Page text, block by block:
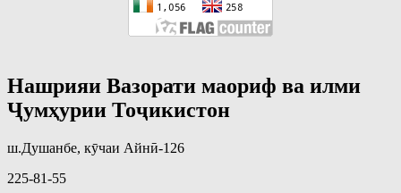
Нашрияи Вазорати маориф ва илми
Ҷумҳурии Тоҷикистон
ш.Душанбе, кӯчаи Айнӣ-126
225-81-55